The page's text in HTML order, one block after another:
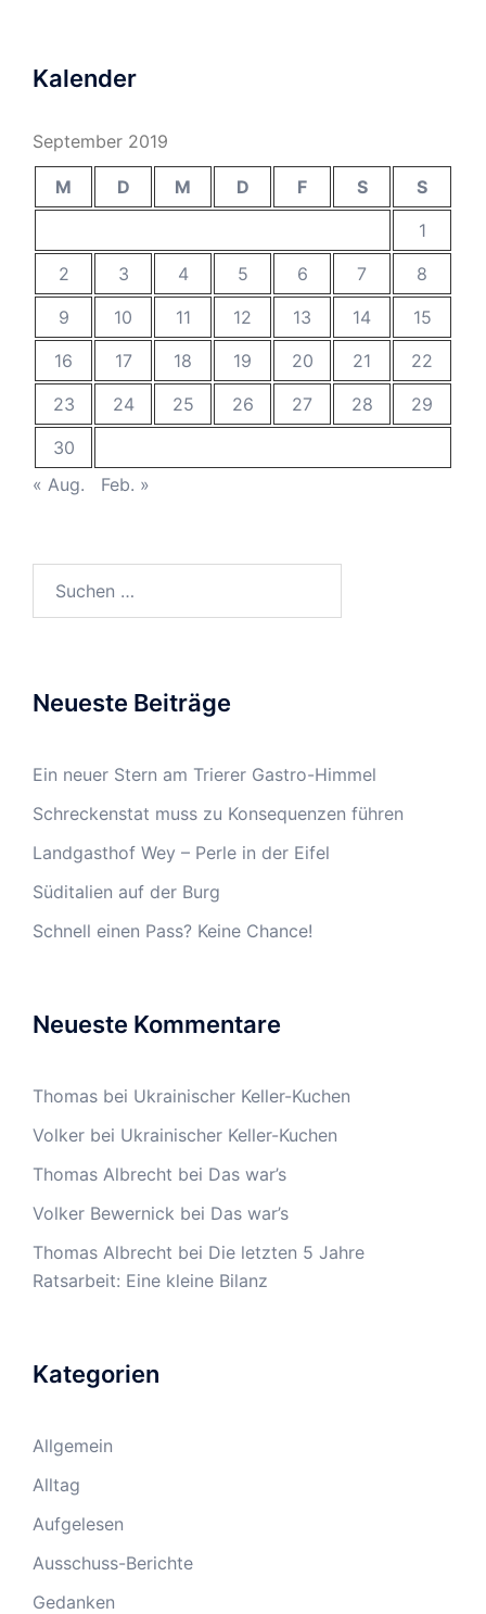
Kalender
September 2019
M D M D F S
S
1
2
3 4 5 6 7
8
9
10 11 12 13 14
15
16
17 18 19 20 21
22
23
24 25 26 27 28
29
30
« Aug.
Feb. »
Neueste Beiträge
Ein neuer Stern am Trierer Gastro-Himmel
Schreckenstat muss zu Konsequenzen führen
Landgasthof Wey – Perle in der Eifel
Süditalien auf der Burg
Schnell einen Pass? Keine Chance!
Neueste Kommentare
Thomas bei Ukrainischer Keller-Kuchen
Volker bei Ukrainischer Keller-Kuchen
Thomas Albrecht bei Das war’s
Volker Bewernick bei Das war’s
Thomas Albrecht bei Die letzten 5 Jahre
Ratsarbeit: Eine kleine Bilanz
Kategorien
Allgemein
Alltag
Aufgelesen
Ausschuss-Berichte
Gedanken